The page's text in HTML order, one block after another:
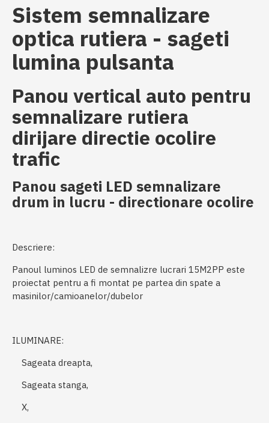
Sistem semnalizare
optica rutiera - sageti
lumina pulsanta
Panou vertical auto pentru
semnalizare rutiera
dirijare directie ocolire
trafic
Panou sageti LED semnalizare
drum in lucru - directionare ocolire
Descriere:
Panoul luminos LED de semnalizre lucrari 15M2PP este
proiectat pentru a fi montat pe partea din spate a
masinilor/camioanelor/dubelor
ILUMINARE:
Sageata dreapta,
Sageata stanga,
X,